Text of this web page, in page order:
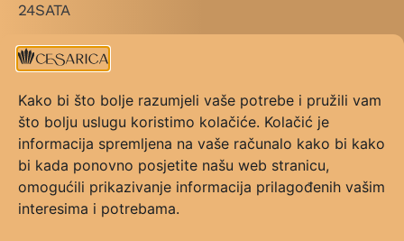
Kako bi što bolje razumjeli vaše potrebe i pružili vam
što bolju uslugu koristimo kolačiće. Kolačić je
informacija spremljena na vaše računalo kako bi kako
bi kada ponovno posjetite našu web stranicu,
omogućili prikazivanje informacija prilagođenih vašim
interesima i potrebama.
24SATA
+ LINKOVI
KATEGORIJE
PRAVILNIK NAGRADE
PRAVILNIK GLASOVANJA
KONTAKT
UVJETI KORIŠTENJA
FAQ